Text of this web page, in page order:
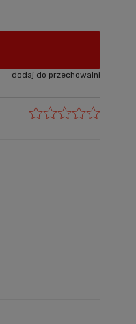
dodaj do przechowalni